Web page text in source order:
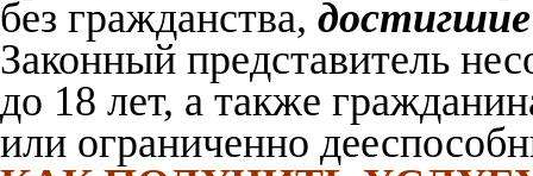
без гражданства, достигшие
Законный представитель
до 18 лет, а также
или ограниченно